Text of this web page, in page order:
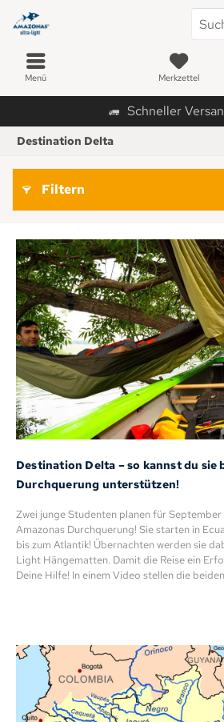
Schneller
Menü Merkzettel
Destination Delta
Filtern
Destination Delta – so kannst du sie
Durchquerung unterstützen!
Zwei junge Studenten planen für
Amazonas Durchquerung! Sie starten in
bis zum Atlantik! Übernachten werden sie
Light Hängematten. Damit die Reise ein
Deine Hilfe! In einem Video stellen die